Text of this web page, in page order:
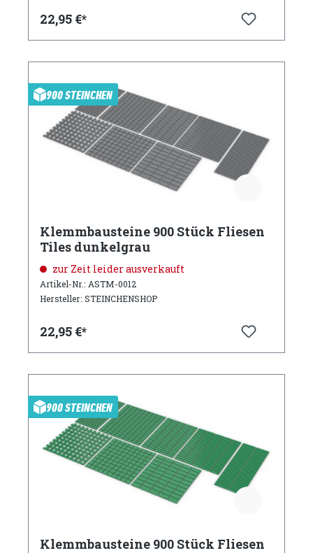
22,95 €*
900 STEINCHEN
Klemmbausteine 900 Stück Fliesen
Tiles dunkelgrau
zur Zeit leider ausverkauft
Artikel-Nr.: ASTM-0012
Hersteller: STEINCHENSHOP
22,95 €*
900 STEINCHEN
Klemmbausteine 900 Stück Fliesen